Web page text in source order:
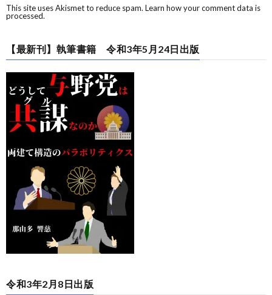
This site uses Akismet to reduce spam. Learn how your comment data is
processed.
【最新刊】執筆書籍 令和3年5月24日出版
令和3年2月8日出版